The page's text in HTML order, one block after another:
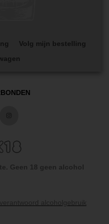
Volg mijn bestelling
Geen 18 geen alcohol
verantwoord alcoholgebruik